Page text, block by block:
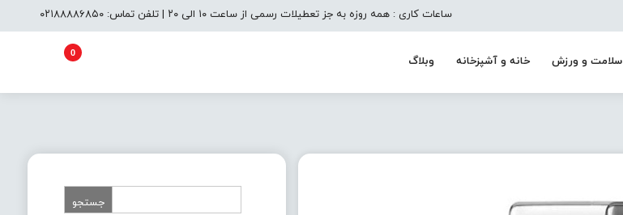
ساعات کاری : همه روزه به جز تعطیلات رسمی از ساعت ۱۰ الی ۲۰ | تلفن تماس: ۰۲۱۸۸۸۸۶۸۵۰
سلامت و ورزش خانه و آشپزخانه وبلاگ
0